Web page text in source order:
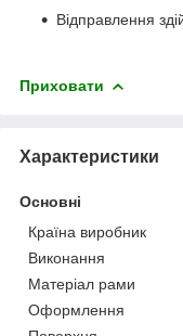
Відправлення
Приховати
Характеристики
Основні
Країна виробник
Виконання
Матеріал рами
Оформлення